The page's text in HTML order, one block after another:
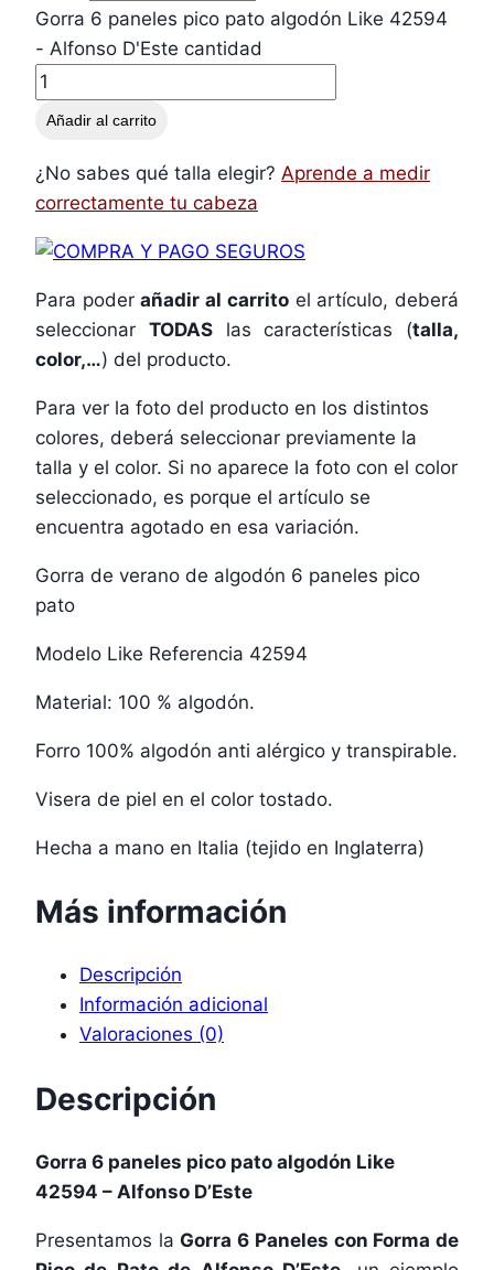
Gorra 6 paneles pico pato algodón Like 42594
- Alfonso D'Este cantidad
Añadir al carrito
¿No sabes qué talla elegir? Aprende a medir
correctamente tu cabeza
Para poderañadir al carritoel artículo, deberá
seleccionar TODASlas características (talla,
color,…) del producto.
Para ver la foto del producto en los distintos
colores, deberá seleccionar previamente la
talla y el color. Si no aparece la foto con el color
seleccionado, es porque el artículo se
encuentra agotado en esa variación.
Gorra de verano de algodón 6 paneles pico
pato
Modelo Like Referencia 42594
Material: 100 % algodón.
Forro 100% algodón anti alérgico y transpirable.
Visera de piel en el color tostado.
Hecha a mano en Italia (tejido en Inglaterra)
Más información
Descripción
Información adicional
Valoraciones (0)
Descripción
Gorra 6 paneles pico pato algodón Like
42594 – Alfonso D’Este
Presentamos la Gorra 6 Paneles con Forma de